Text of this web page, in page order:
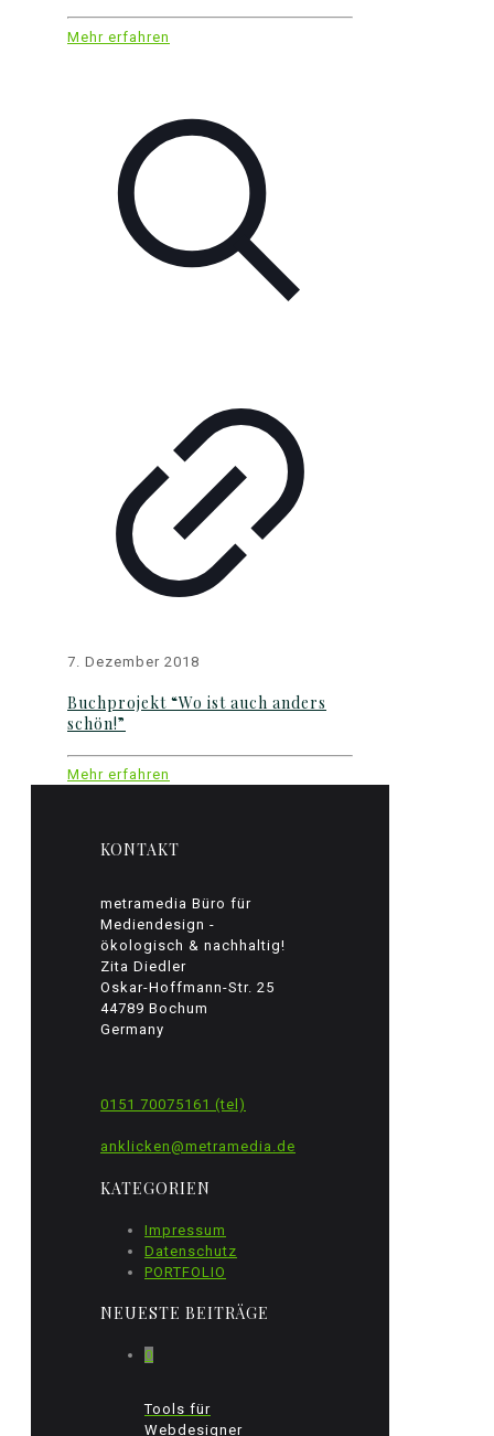
Mehr erfahren
7. Dezember 2018
Buchprojekt “Wo ist auch anders
schön!”
Mehr erfahren
KONTAKT
metramedia Büro für
Mediendesign -
ökologisch & nachhaltig!
Zita Diedler
Oskar-Hoffmann-Str. 25
44789 Bochum
Germany
0151 70075161 (tel)
anklicken@metramedia.de
KATEGORIEN
Impressum
Datenschutz
PORTFOLIO
NEUESTE BEITRÄGE
0
Tools für
Webdesigner